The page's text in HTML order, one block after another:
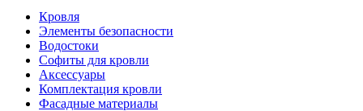
Кровля
Элементы безопасности
Водостоки
Софиты для кровли
Аксессуары
Комплектация кровли
Фасадные материалы